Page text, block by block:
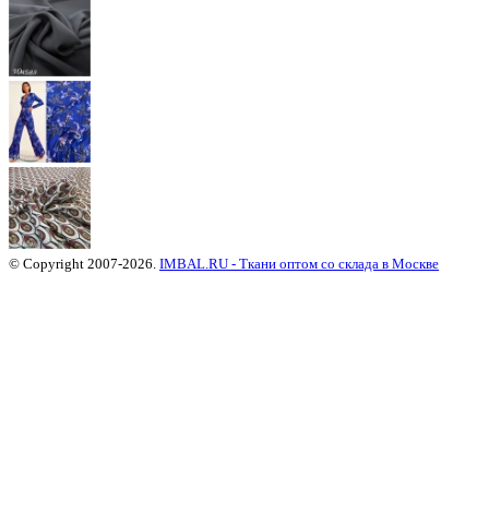
© Copyright 2007-2026. IMBAL.RU - Ткани оптом со склада в Москве